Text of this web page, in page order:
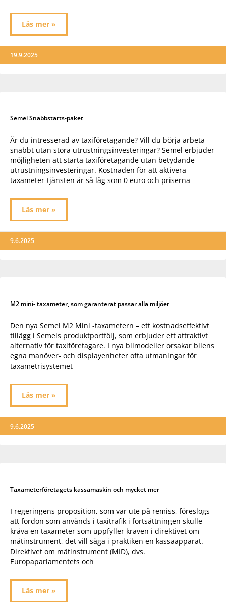
Läs mer »
19.9.2025
Semel Snabbstarts-paket
Är du intresserad av taxiföretagande? Vill du börja arbeta
snabbt utan stora utrustningsinvesteringar? Semel erbjuder
möjligheten att starta taxiföretagande utan betydande
utrustningsinvesteringar. Kostnaden för att aktivera
taxameter-tjänsten är så låg som 0 euro och priserna
Läs mer »
9.6.2025
M2 mini- taxameter, som garanterat passar alla miljöer
Den nya Semel M2 Mini -taxametern – ett kostnadseffektivt
tillägg i Semels produktportfölj, som erbjuder ett attraktivt
alternativ för taxiföretagare. I nya bilmodeller orsakar bilens
egna manöver- och displayenheter ofta utmaningar för
taxametrisystemet
Läs mer »
9.6.2025
Taxameterföretagets kassamaskin och mycket mer
I regeringens proposition, som var ute på remiss, föreslogs
att fordon som används i taxitrafik i fortsättningen skulle
kräva en taxameter som uppfyller kraven i direktivet om
mätinstrument, det vill säga i praktiken en kassaapparat.
Direktivet om mätinstrument (MID), dvs.
Europaparlamentets och
Läs mer »